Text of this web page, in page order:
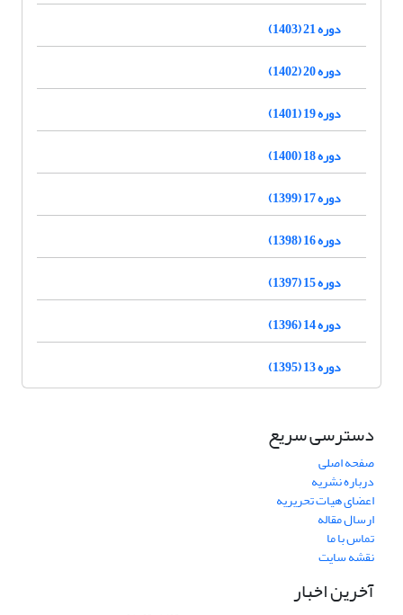
دوره 21 (1403)
دوره 20 (1402)
دوره 19 (1401)
دوره 18 (1400)
دوره 17 (1399)
دوره 16 (1398)
دوره 15 (1397)
دوره 14 (1396)
دوره 13 (1395)
دسترسی سریع
صفحه اصلی
درباره نشریه
اعضای هیات تحریریه
ارسال مقاله
تماس با ما
نقشه سایت
آخرین اخبار